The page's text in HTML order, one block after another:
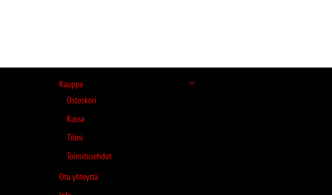
Kauppa
Ostoskori
Kassa
Tilini
Toimitusehdot
Ota yhteyttä